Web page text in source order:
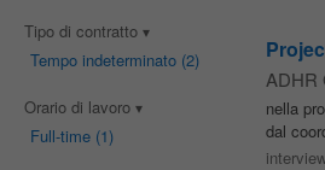
Tipo di contratto
Tempo indeterminato(2)
Orario di lavoro
Full-time(1)
ADHR
nella
dal